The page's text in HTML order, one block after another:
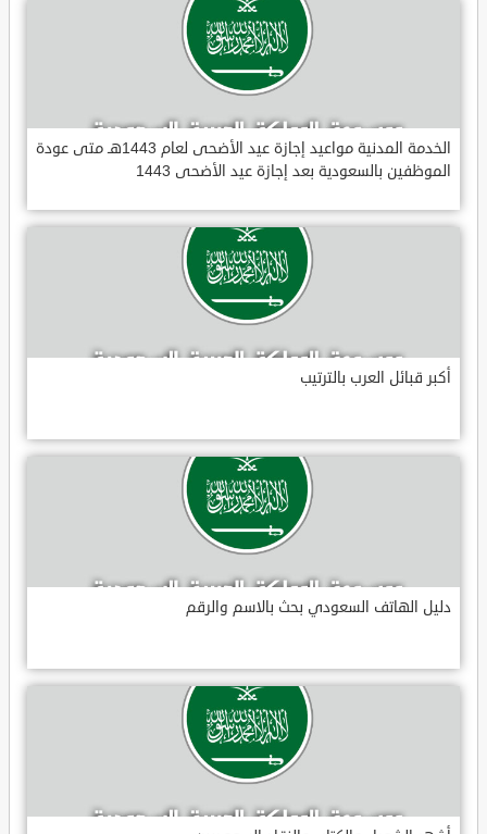
الخدمة المدنية مواعيد إجازة عيد الأضحى لعام 1443هـ متى عودة
الموظفين بالسعودية بعد إجازة عيد الأضحى 1443
أكبر قبائل العرب بالترتيب
دليل الهاتف السعودي بحث بالاسم والرقم